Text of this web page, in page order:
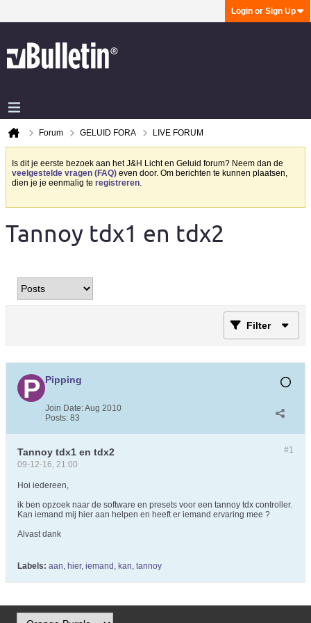
Login or Sign Up
Forum GELUID FORA LIVE FORUM
Is dit je eerste bezoek aan het J&H Licht en Geluid forum? Neem dan de
veelgestelde vragen (FAQ) even door. Om berichten te kunnen plaatsen,
dien je je eenmalig te registreren.
Tannoy tdx1 en tdx2
Filter
Pipping
Join Date:Aug 2010
Posts: 83
#1
Tannoy tdx1 en tdx2
09-12-16, 21:00
Hoi iedereen,
ik ben opzoek naar de software en presets voor een tannoy tdx controller.
Kan iemand mij hier aan helpen en heeft er iemand ervaring mee ?
Alvast dank
Labels: aan, hier, iemand , kan, tannoy